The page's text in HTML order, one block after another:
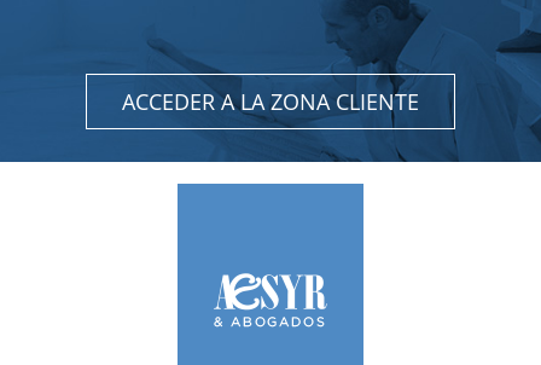
ACCEDER A LA ZONA CLIENTE